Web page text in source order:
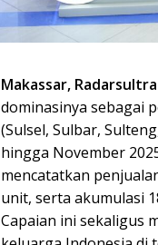
Makassar,
dominasinya sebagai
(Sulsel, Sulbar,
hingga November
mencatatkan
unit, serta akumulasi
Capaian ini sekaligus